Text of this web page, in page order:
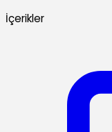
İçerikler